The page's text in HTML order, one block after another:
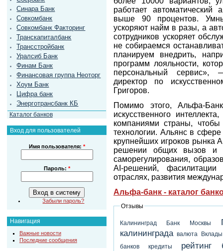
Синара Банк
Совкомбанк
Совкомбанк Факторинг
Транскапиталбанк
Трансстройбанк
Уралсиб Банк
Финам Банк
Финансовая группа Неоторг
Хоум Банк
Цифра банк
Энерготрансбанк КБ
Каталог банков
Вход для пользователей
Имя пользователя: *
Пароль: *
Забыли пароль?
Навигация
Важные новости
Последние сообщения
работает автоматический
выше 90 процентов.
ускоряют найм в разы, а
сотрудников ускоряет
не собираемся
планируем внедрить,
программ лояльности,
персональный сервис»,
директор по
Григоров.
Помимо этого, Альфа-
искусственного
компаниями страны,
технологии. Альянс в
крупнейших игроков рынка
решении общих вызов и
саморегулирования,
AI-решений,
отраслях, развития
Альфа-банк - каталог
Отзывы
Калининград Банк Москвы
калининграда валюта
банков
кредиты рейтинг